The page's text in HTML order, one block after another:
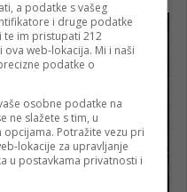
a podatke s vašeg
i druge podatke
te im pristupati 212
web-lokacija. Mi i naši
podatke o
osobne podatke na
ne slažete s tim, u
Potražite vezu pri
lokacije za upravljanje
u postavkama privatnosti i